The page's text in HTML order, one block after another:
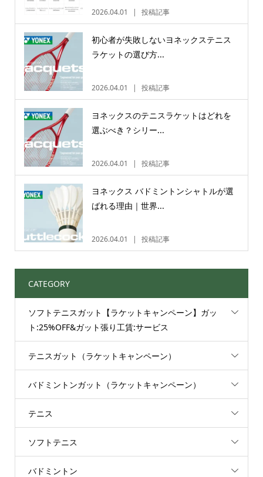
2026.04.01 投稿記事
初心者が失敗しないヨネックステニス
ラケットの選び方...
2026.04.01 投稿記事
ヨネックスのテニスラケットはどれを
選ぶべき？シリー...
2026.04.01 投稿記事
ヨネックス バドミントンシャトルが選
ばれる理由｜世界...
2026.04.01 投稿記事
CATEGORY
ソフトテニスガット【ラケットキャンペーン】ガッ
ト:25%OFF&ガット張り工賃:サービス
テニスガット（ラケットキャンペーン）
バドミントンガット（ラケットキャンペーン）
テニス
ソフトテニス
バドミントン